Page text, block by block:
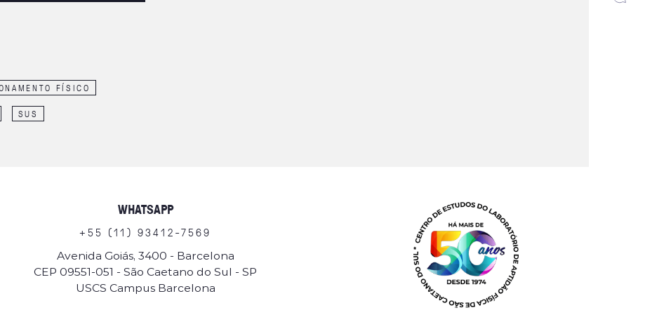
FÍSICO
SUS
WHATSAPP
+55 (11 ) 9341 2-7569
Avenida Goiás, 3400 - Barcelona
CEP 09551-051 - São Caetano do Sul - SP
USCS Campus Barcelona